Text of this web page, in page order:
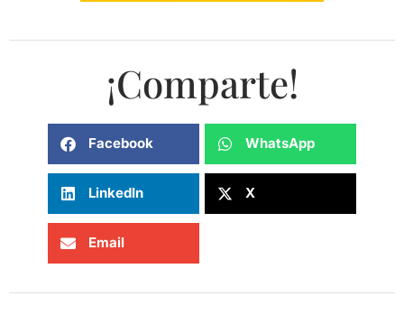
¡Comparte!
Facebook WhatsApp
LinkedIn X
Email